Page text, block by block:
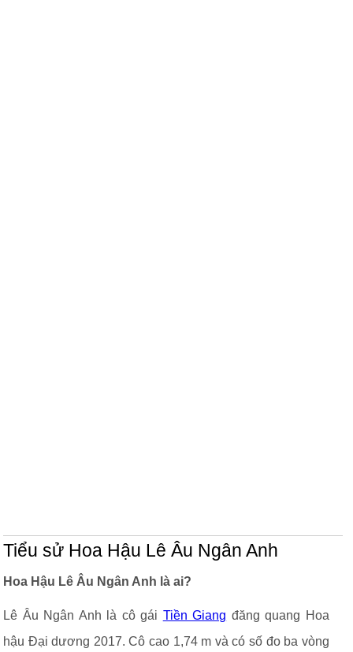
Tiểu sử Hoa Hậu Lê Âu Ngân Anh
Hoa Hậu Lê Âu Ngân Anh là ai?
Lê Âu Ngân Anh là cô gái Tiền Giang đăng quang Hoa
hậu Đại dương 2017. Cô cao 1,74 m và có số đo ba vòng